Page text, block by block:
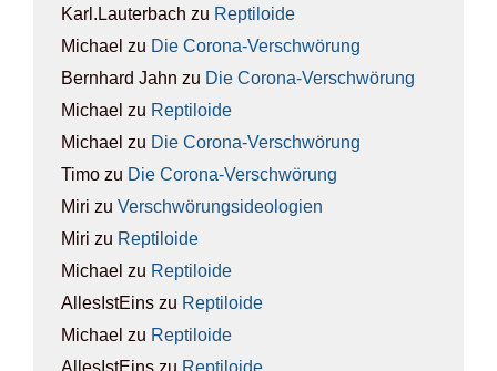
Karl.Lauterbach zu Rep­ti­lo­ide
Michael zu Die Coro­na-Ver­schwö­rung
Bernhard Jahn zu Die Coro­na-Ver­schwö­rung
Michael zu Rep­ti­lo­ide
Michael zu Die Coro­na-Ver­schwö­rung
Timo zu Die Coro­na-Ver­schwö­rung
Miri zu Ver­schwö­rungs­ideo­lo­gien
Miri zu Rep­ti­lo­ide
Michael zu Rep­ti­lo­ide
AllesIstEins zu Rep­ti­lo­ide
Michael zu Rep­ti­lo­ide
AllesIstEins zu Rep­ti­lo­ide